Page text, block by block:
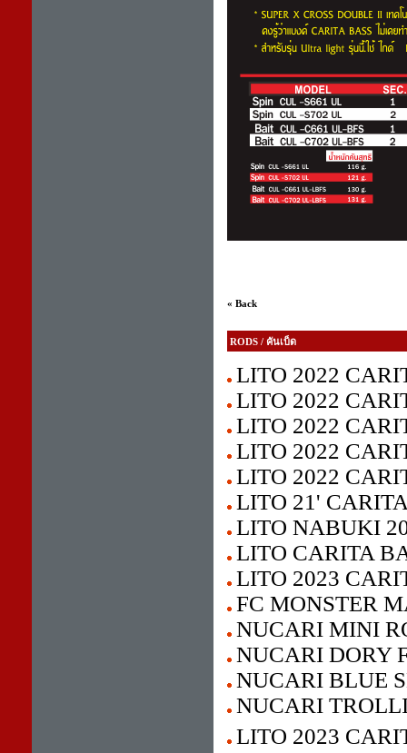
« Back
RODS / คันเบ็ด
LITO 2022
LITO 2022
LITO 2022
LITO 2022
LITO 2022
LITO 21'
LITO NABUKI
LITO CARITA
LITO 2023
FC MONSTER
NUCARI MINI
NUCARI DORY
NUCARI BLUE
NUCARI
LITO 2023